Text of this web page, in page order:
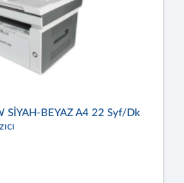
SİYAH-BEYAZ A4 22 Syf/dk